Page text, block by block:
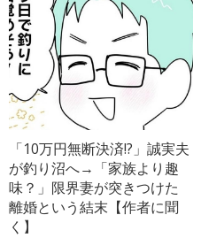
「10万円無断決済!?」誠実夫
が釣り沼へ→「家族より趣
味？」限界妻が突きつけた
離婚という結末【作者に聞
く】